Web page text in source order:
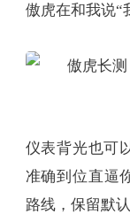
傲虎在和我说“
仪表背光也可
准确到位直逼
路线，保留默